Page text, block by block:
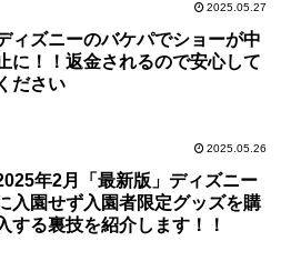
2025.05.27
ィズニーのバケパでショーが中
に！！返金されるので安心して
ください
2025.05.26
年2月「最新版」ディズニー
入園せず入園者限定グッズを購
する裏技を紹介します！！